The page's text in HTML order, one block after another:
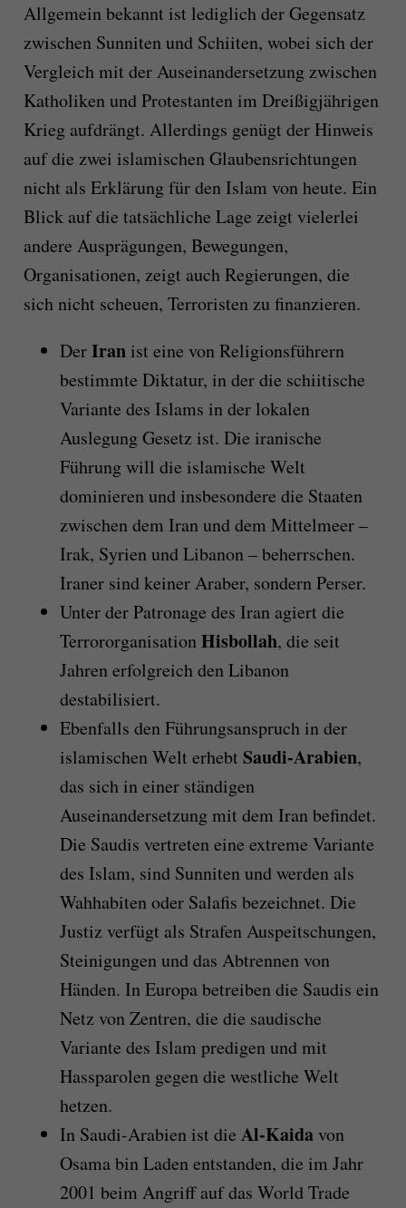
Allgemein bekannt ist lediglich der Gegensatz
zwischen Sunniten und Schiiten, wobei sich der
Vergleich mit der Auseinandersetzung zwischen
Katholiken und Protestanten im Dreißigjährigen
Krieg aufdrängt. Allerdings genügt der Hinweis
auf die zwei islamischen Glaubensrichtungen
nicht als Erklärung für den Islam von heute. Ein
Blick auf die tatsächliche Lage zeigt vielerlei
andere Ausprägungen, Bewegungen,
Organisationen, zeigt auch Regierungen, die
sich nicht scheuen, Terroristen zu finanzieren.
DerIranist eine von Religionsführern
bestimmte Diktatur, in der die schiitische
Variante des Islams in der lokalen
Auslegung Gesetz ist. Die iranische
Führung will die islamische Welt
dominieren und insbesondere die Staaten
zwischen dem Iran und dem Mittelmeer –
Irak, Syrien und Libanon – beherrschen.
Iraner sind keiner Araber, sondern Perser.
Unter der Patronage des Iran agiert die
TerrororganisationHisbollah, die seit
Jahren erfolgreich den Libanon
destabilisiert.
Ebenfalls den Führungsanspruch in der
islamischen Welt erhebt Saudi-Arabien,
das sich in einer ständigen
Auseinandersetzung mit dem Iran befindet.
Die Saudis vertreten eine extreme Variante
des Islam, sind Sunniten und werden als
Wahhabiten oder Salafis bezeichnet. Die
Justiz verfügt als Strafen Auspeitschungen,
Steinigungen und das Abtrennen von
Händen. In Europa betreiben die Saudis ein
Netz von Zentren, die die saudische
Variante des Islam predigen und mit
Hassparolen gegen die westliche Welt
hetzen.
In Saudi-Arabien ist die Al-Kaidavon
Osama bin Laden entstanden, die im Jahr
2001 beim Angriff auf das World Trade